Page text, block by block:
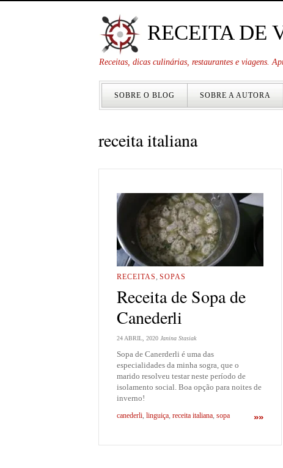
RECEITA DE
Receitas, dicas culinárias, restaurantes e viagens.
SOBRE O BLOG SOBRE A AUTORA
receita italiana
RECEITAS, SOPAS
Receita de Sopa de
Canederli
24 ABRIL, 2020 Janina Stasiak
Sopa de Canerderli é uma das
especialidades da minha sogra, que o
marido resolveu testar neste período de
isolamento social. Boa opção para noites de
inverno!
»»
canederli, linguiça, receita italiana, sopa